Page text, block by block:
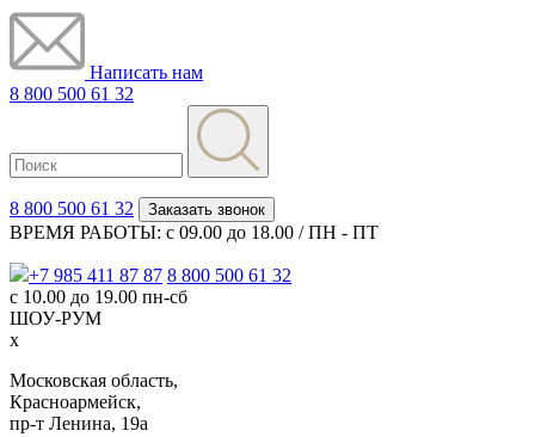
Написать нам
8 800 500 61 32
8 800 500 61 32 Заказать звонок
ВРЕМЯ РАБОТЫ: с 09.00 до 18.00 / ПН - ПТ
+7 985 411 87 87 8 800 500 61 32
с 10.00 до 19.00 пн-сб
ШОУ-РУМ
x
Московская область,
Красноармейск,
пр-т Ленина, 19а